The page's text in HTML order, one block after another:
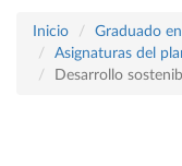
Inicio
Graduado
Asignaturas del
Desarrollo